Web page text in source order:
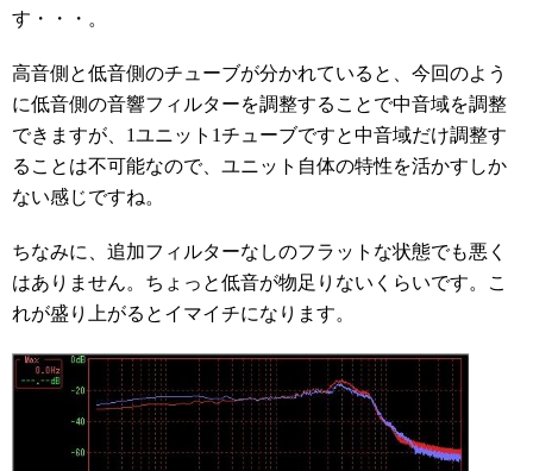
す・・・。
高音側と低音側のチューブが分かれていると、今回のよう
に低音側の音響フィルターを調整することで中音域を調整
できますが、1ユニット1チューブですと中音域だけ調整す
ることは不可能なので、ユニット自体の特性を活かすしか
ない感じですね。
ちなみに、追加フィルターなしのフラットな状態でも悪く
はありません。ちょっと低音が物足りないくらいです。こ
れが盛り上がるとイマイチになります。